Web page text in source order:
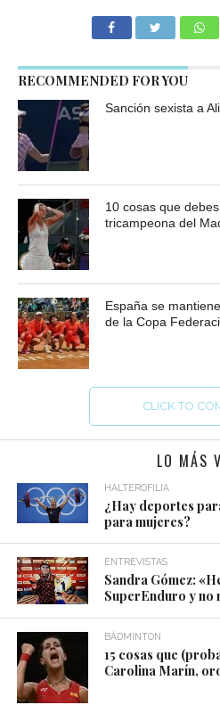
RECOMMENDED FOR YOU
Sanción sexista a
10 cosas que
tricampeona del
España se
de la Copa
CLICK TO
LO MÁS
HALTEROFILIA
¿Hay deportes
para mujeres?
ENTREVISTAS
Sandra Gómez:
SuperEnduro y no
BÁDMINTON
15 cosas que
Carolina Marín,